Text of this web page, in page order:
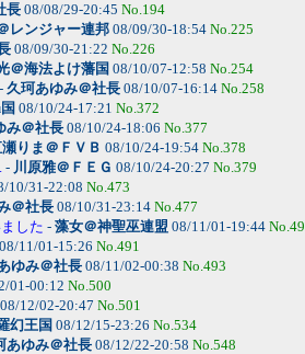
長 08/08/29-20:45 No.194
ンジャー連邦 08/09/30-18:54 No.225
08/09/30-21:22 No.226
海法よけ藩国 08/10/07-12:58 No.254
- 久珂あゆみ＠社長 08/10/07-16:14 No.258
08/10/24-17:21 No.372
み＠社長 08/10/24-18:06 No.377
りま＠ＦＶＢ 08/10/24-19:54 No.378
- 川原雅＠ＦＥＧ 08/10/24-20:27 No.379
10/31-22:08 No.473
＠社長 08/10/31-23:14 No.477
した - 藻女＠神聖巫連盟 08/11/01-19:44
08/11/01-15:26 No.491
ゆみ＠社長 08/11/02-00:38 No.493
01-00:12 No.500
08/12/02-20:47 No.501
幻王国 08/12/15-23:26 No.534
あゆみ＠社長 08/12/22-20:58 No.548